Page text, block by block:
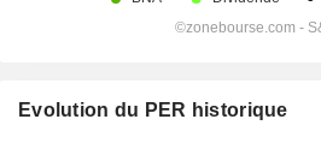
Evolution du PER historique